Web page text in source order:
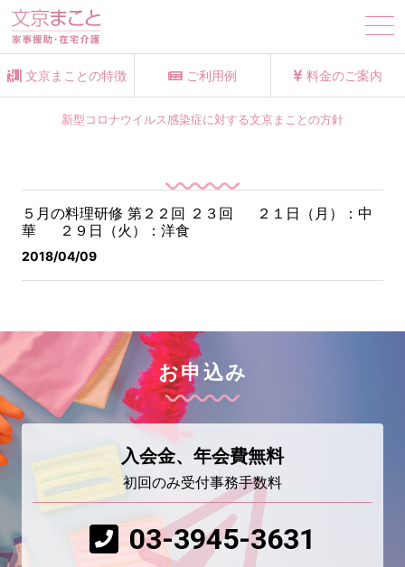
文京まことの特徴 ご利用例 料金のご案内
新型コロナウイルス感染症に対する文京まことの方針
５月の料理研修 第２２回 ２３回
２１日（月）：中
華 ２９日（火）：洋食
2018/04/09
お申込み
入会金、年会費無料
初回のみ受付事務手数料
03-3945-3631